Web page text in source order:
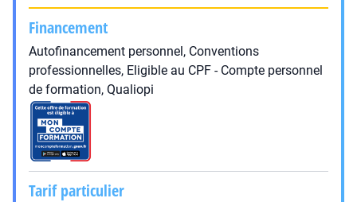
Financement
Autofinancement personnel, Conventions
professionnelles, Eligible au CPF - Compte personnel
de formation, Qualiopi
Tarif particulier